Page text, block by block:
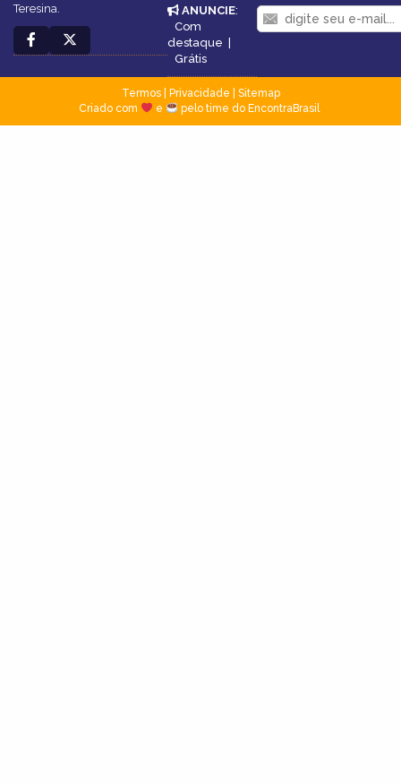
Teresina.
ANUNCIE:
Com
destaque |
Grátis
Termos| Privacidade
Sitemap
Criado com
e pelo time do EncontraBrasil